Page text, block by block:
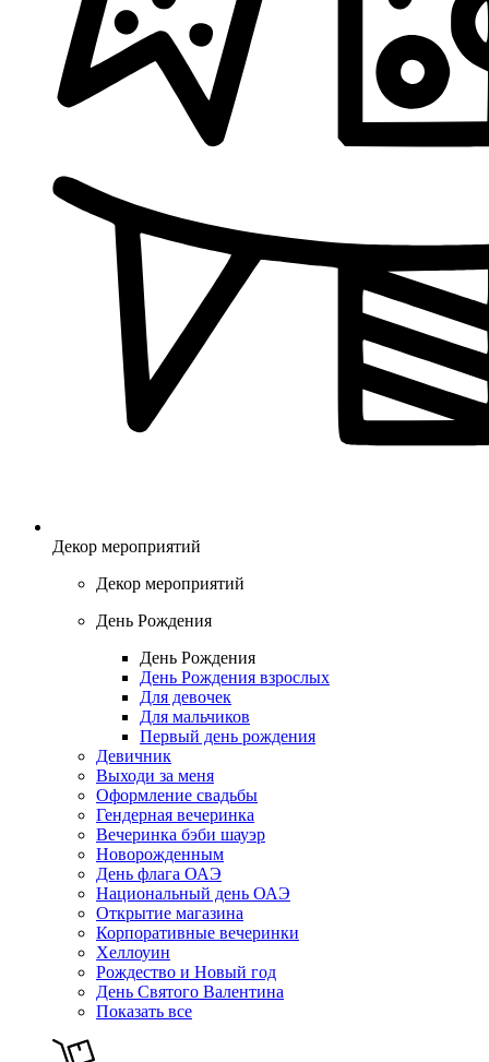
Декор мероприятий
Декор мероприятий
День Рождения
День Рождения
День Рождения взрослых
Для девочек
Для мальчиков
Первый день рождения
Девичник
Выходи за меня
Оформление свадьбы
Гендерная вечеринка
Вечеринка бэби шауэр
Новорожденным
День флага ОАЭ
Национальный день ОАЭ
Открытие магазина
Корпоративные вечеринки
Хеллоуин
Рождество и Новый год
День Святого Валентина
Показать все